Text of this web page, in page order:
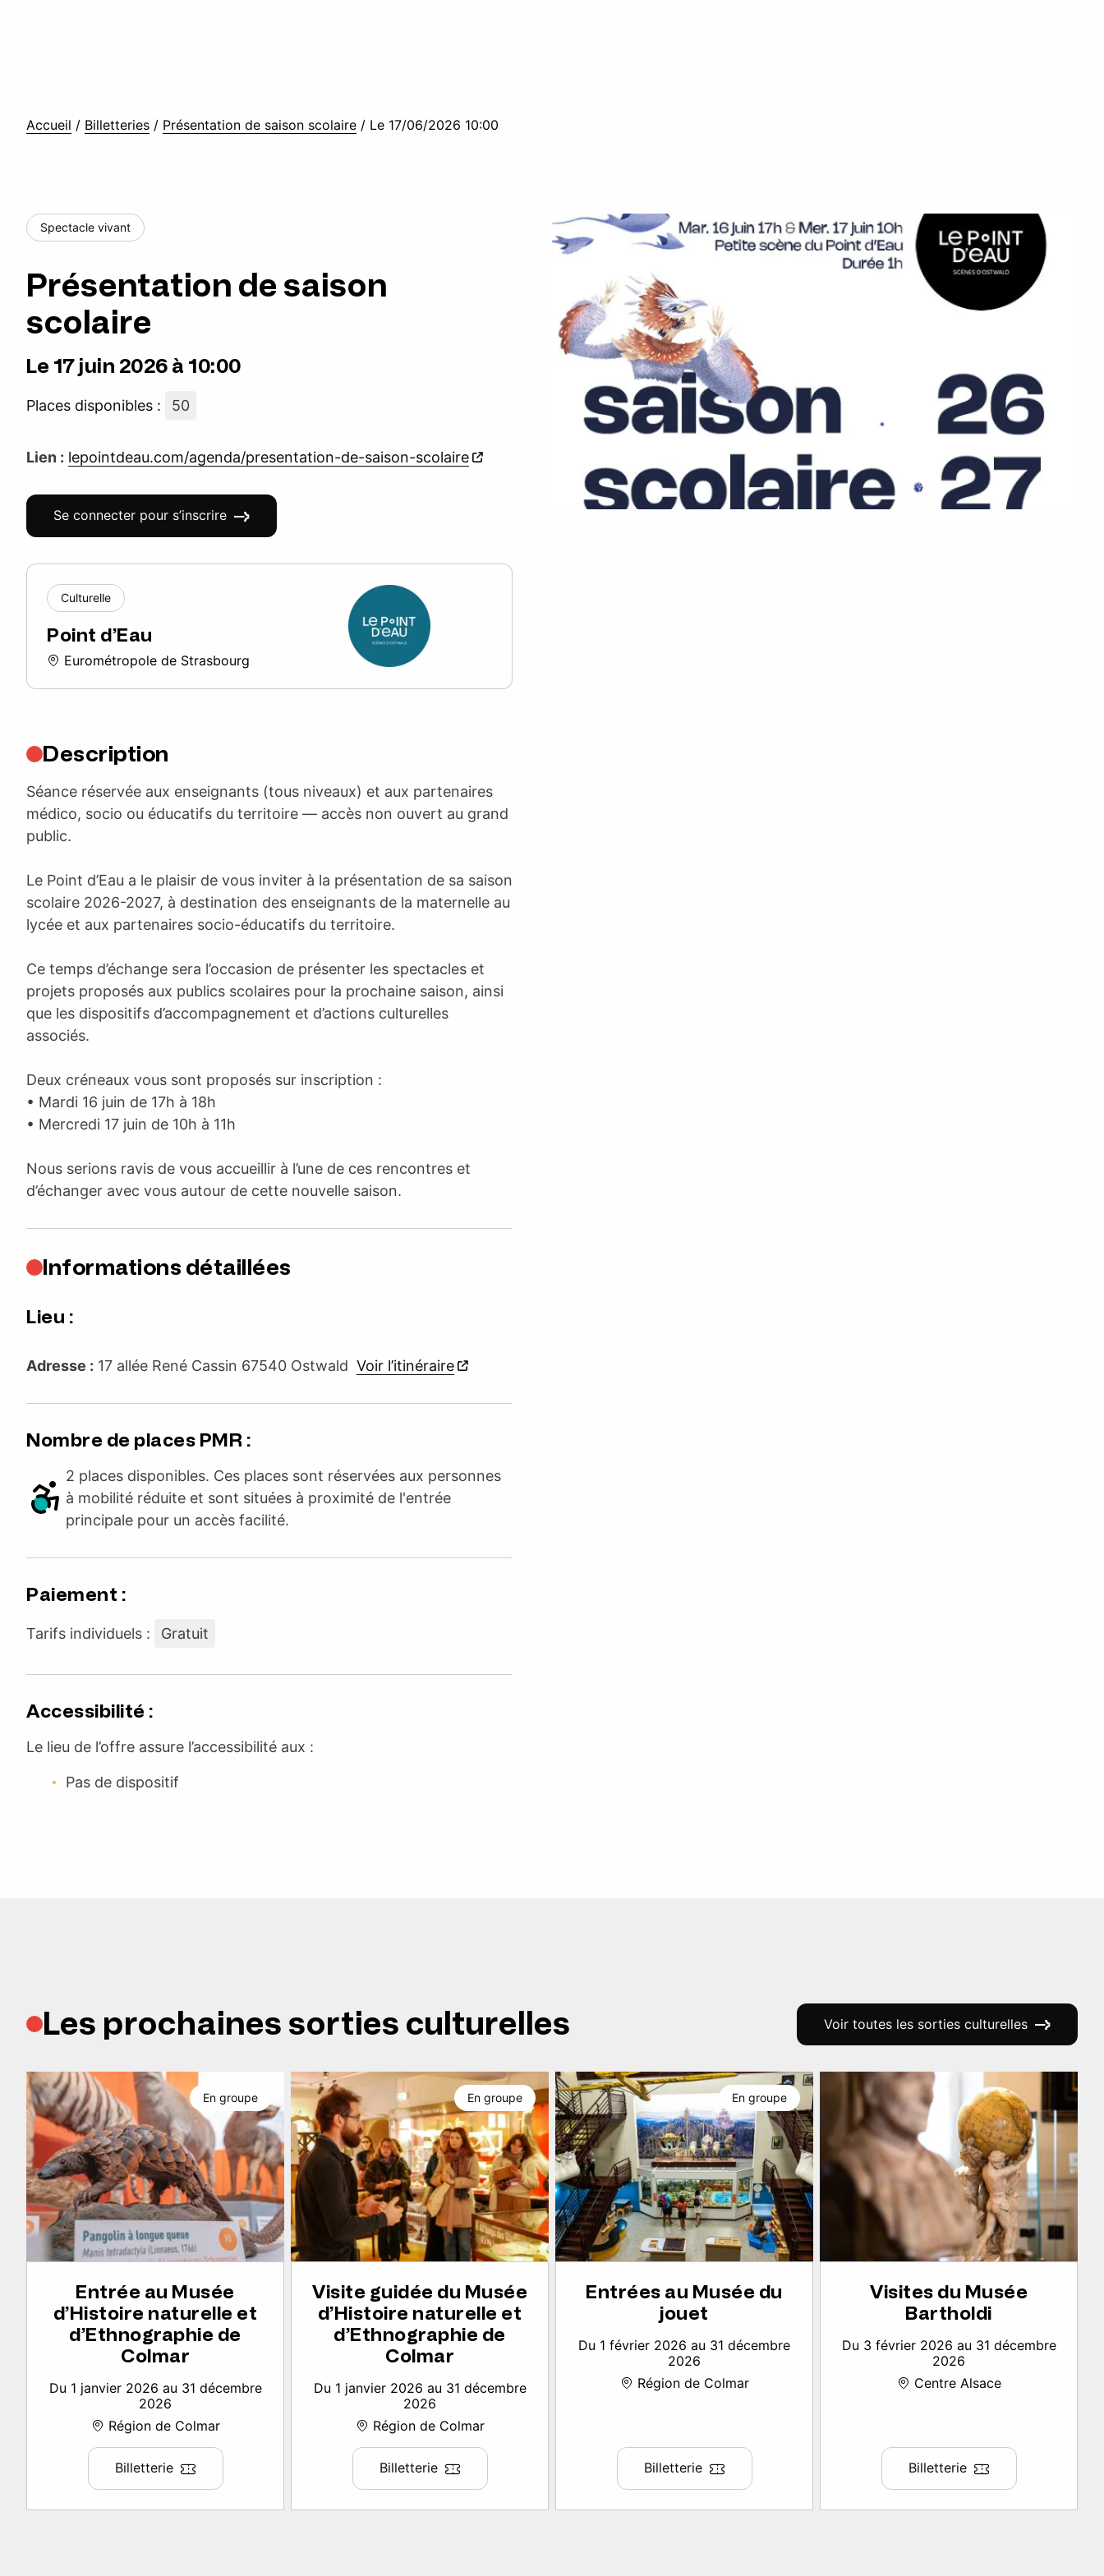
Accueil / Billetteries / Présentation de saison scolaire / Le 17/06/2026 10:00
Spectacle vivant
Présentation de saison
scolaire
Le 17 juin 2026 à 10:00
Places disponibles : 50
Lien : lepointdeau.com/agenda/presentation-de-saison-scolaire
Se connecter pour s’inscrire
Culturelle
Point d’Eau
Eurométropole de Strasbourg
Description
Séance réservée aux enseignants (tous niveaux) et aux partenaires
médico, socio ou éducatifs du territoire — accès non ouvert au grand
public.
Le Point d’Eau a le plaisir de vous inviter à la présentation de sa saison
scolaire 2026-2027, à destination des enseignants de la maternelle au
lycée et aux partenaires socio-éducatifs du territoire.
Ce temps d’échange sera l’occasion de présenter les spectacles et
projets proposés aux publics scolaires pour la prochaine saison, ainsi
que les dispositifs d’accompagnement et d’actions culturelles
associés.
Deux créneaux vous sont proposés sur inscription :
• Mardi 16 juin de 17h à 18h
• Mercredi 17 juin de 10h à 11h
Nous serions ravis de vous accueillir à l’une de ces rencontres et
d’échanger avec vous autour de cette nouvelle saison.
Informations détaillées
Lieu :
Adresse : 17 allée René Cassin 67540 Ostwald Voir l’itinéraire
Nombre de places PMR :
2 places disponibles. Ces places sont réservées aux personnes
à mobilité réduite et sont situées à proximité de l'entrée
principale pour un accès facilité.
Paiement :
Tarifs individuels : Gratuit
Accessibilité :
Le lieu de l’offre assure l’accessibilité aux :
Pas de dispositif
Les prochaines sorties culturelles Voir toutes les sorties culturelles
Entrée au Musée
d’Histoire naturelle et
d’Ethnographie de
Colmar
Du 1 janvier 2026 au 31 décembre
2026
Région de Colmar
Billetterie
En groupe
Visite guidée du Musée
d’Histoire naturelle et
d’Ethnographie de
Colmar
Du 1 janvier 2026 au 31 décembre
2026
Région de Colmar
Billetterie
En groupe
Entrées au Musée du
jouet
Du 1 février 2026 au 31 décembre
2026
Région de Colmar
Billetterie
En groupe
Visites du Musée
Bartholdi
Du 3 février 2026 au 31 décembre
2026
Centre Alsace
Billetterie